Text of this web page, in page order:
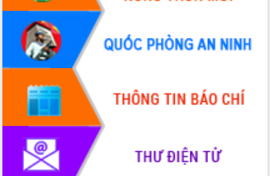
Định vị cà phê Việt Nam như một “di
sản sống” trong dòng chảy toàn cầu
Xây dựng nông thôn mới: Nâng cao đời
sống người dân từ những mô hình thiết
thực
Quyết liệt tháo gỡ vướng mắc, đẩy
nhanh tiến độ các dự án trọng điểm
trong Khu kinh tế Nam Phú Yên
Hòn Yến phát triển du lịch gắn với bảo
tồn biển
Lấy ý kiến điều chỉnh Quy hoạch tỉnh
Đắk Lắk thời kỳ 2021-2030, tầm nhìn
đến năm 2050